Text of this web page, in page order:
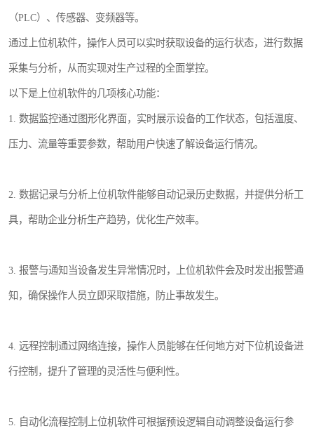
（PLC）、传感器、变频器等。
通过上位机软件，操作人员可以实时获取设备的运行状态，进行数据
采集与分析，从而实现对生产过程的全面掌控。
以下是上位机软件的几项核心功能：
1. 数据监控通过图形化界面，实时展示设备的工作状态，包括温度、
压力、流量等重要参数，帮助用户快速了解设备运行情况。
2. 数据记录与分析上位机软件能够自动记录历史数据，并提供分析工
具，帮助企业分析生产趋势，优化生产效率。
3. 报警与通知当设备发生异常情况时，上位机软件会及时发出报警通
知，确保操作人员立即采取措施，防止事故发生。
4. 远程控制通过网络连接，操作人员能够在任何地方对下位机设备进
行控制，提升了管理的灵活性与便利性。
5. 自动化流程控制上位机软件可根据预设逻辑自动调整设备运行参